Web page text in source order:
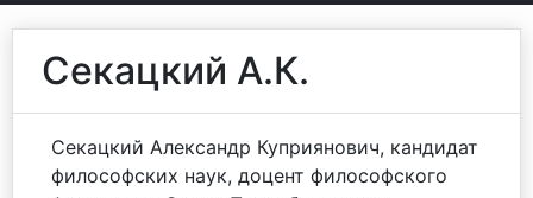
Секацкий А.К.
Секацкий Александр Куприянович, кандидат
философских наук, доцент философского